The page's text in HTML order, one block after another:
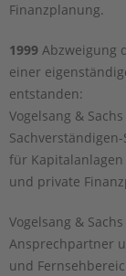
Finanzplanung.
1999 Abzweigung
einer
entstanden:
Vogelsang & Sachs
für Kapitalanlagen
und private
Vogelsang &
Ansprechpartner
und